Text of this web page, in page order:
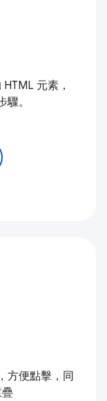
元素，
。
方便點擊，同